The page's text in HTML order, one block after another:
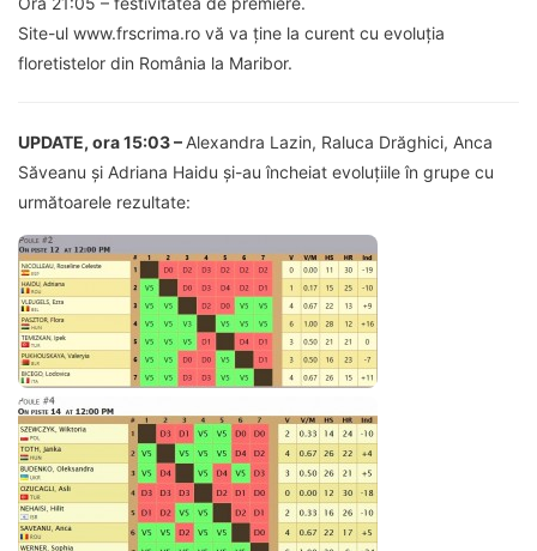
Site-ul www.frscrima.ro vă va ține la curent cu evoluția
floretistelor din România la Maribor.
UPDATE, ora 15:03 – Alexandra Lazin, Raluca Drăghici, Anca
Săveanu și Adriana Haidu și-au încheiat evoluțiile în grupe cu
următoarele rezultate: